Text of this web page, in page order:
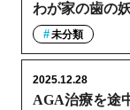
わが家の歯の
未分類
AGA治療を途
2025.12.28